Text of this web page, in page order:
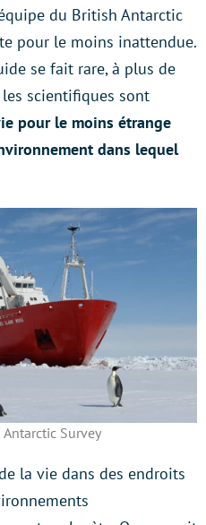
du British Antarctic
pour le moins inattendue.
se fait rare, à plus de
scientifiques sont
pour le moins étrange
dans lequel
Survey
la vie dans des endroits